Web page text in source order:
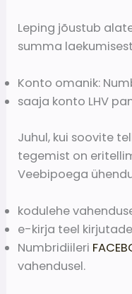
Leping jõustub
summa
Konto omanik:
saaja konto LHV
Juhul, kui soovite
tegemist on
Veebipoega
kodulehe
e-kirja teel
Numbridiileri
vahendusel.